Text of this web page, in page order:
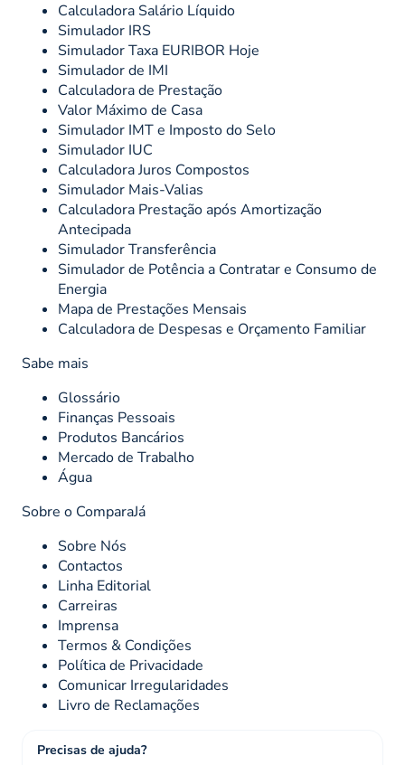
Calculadora Salário Líquido
Simulador IRS
Simulador Taxa EURIBOR Hoje
Simulador de IMI
Calculadora de Prestação
Valor Máximo de Casa
Simulador IMT e Imposto do Selo
Simulador IUC
Calculadora Juros Compostos
Simulador Mais-Valias
Calculadora Prestação após Amortização
Antecipada
Simulador Transferência
Simulador de Potência a Contratar e Consumo de
Energia
Mapa de Prestações Mensais
Calculadora de Despesas e Orçamento Familiar
Sabe mais
Glossário
Finanças Pessoais
Produtos Bancários
Mercado de Trabalho
Água
Sobre o ComparaJá
Sobre Nós
Contactos
Linha Editorial
Carreiras
Imprensa
Termos & Condições
Política de Privacidade
Comunicar Irregularidades
Livro de Reclamações
Precisas de ajuda?